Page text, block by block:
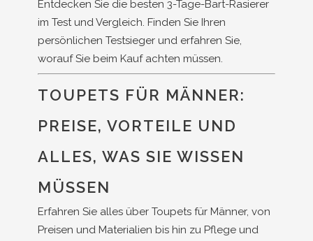
Entdecken Sie die besten 3-Tage-Bart-Rasierer
im Test und Vergleich. Finden Sie Ihren
persönlichen Testsieger und erfahren Sie,
worauf Sie beim Kauf achten müssen.
TOUPETS FÜR MÄNNER:
PREISE, VORTEILE UND
ALLES, WAS SIE WISSEN
MÜSSEN
Erfahren Sie alles über Toupets für Männer, von
Preisen und Materialien bis hin zu Pflege und